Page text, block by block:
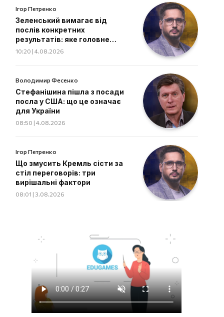
Ігор Петренко
Зеленський вимагає від
послів конкретних
результатів: яке головне
завдання дипломатів
10:20 | 4.08.2026
Володимир Фесенко
Стефанішина пішла з посади
посла у США: що це означає
для України
08:50 | 4.08.2026
Ігор Петренко
Що змусить Кремль сісти за
стіл переговорів: три
вирішальні фактори
08:01 | 3.08.2026